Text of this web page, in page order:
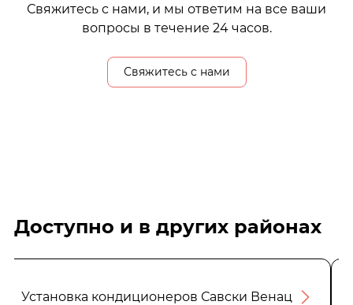
Свяжитесь с нами, и мы ответим на все ваши
вопросы в течение 24 часов.
Свяжитесь с нами
Доступно и в других районах
Установка кондиционеров Савски Венац